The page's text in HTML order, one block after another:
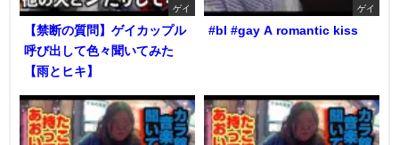
ゲイ
【禁断の質問】ゲイカップル
呼び出して色々聞いてみた
【雨とヒキ】
ゲイ
#bl #gay A romantic kiss